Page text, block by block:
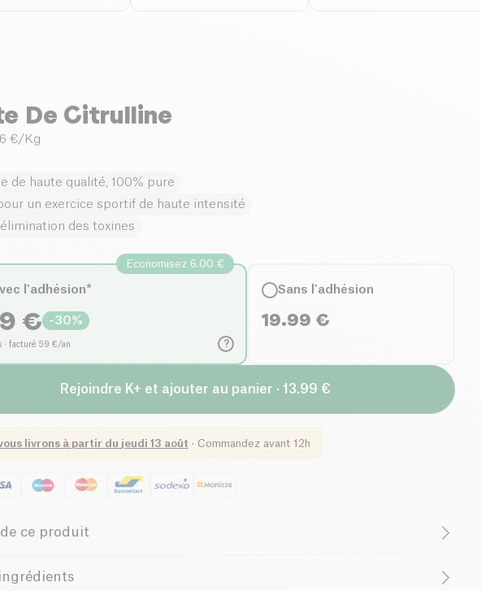
De Citrulline
€/Kg
de haute qualité, 100% pure
un exercice sportif de haute intensité
des toxines
?
Economisez 6.00 €
l'adhésion*
€ -30%
· facturé 59 €/an
Sans l'adhésion
19.99 €
Rejoindre K+ et ajouter au panier · 13.99 €
livrons à partir du jeudi 13 août · Commandez avant 12h
ce produit
Sans gluten (ingrédients)
ingrédients